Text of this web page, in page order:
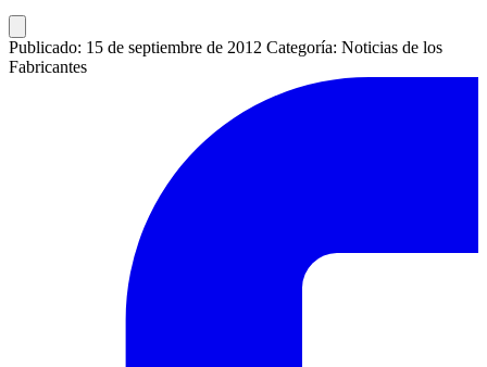
Publicado: 15 de septiembre de 2012 Categoría: Noticias de los
Fabricantes